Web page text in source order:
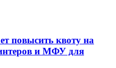
повысить квоту на
и МФУ для